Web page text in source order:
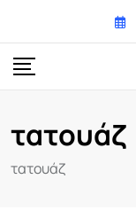
content
τατουάζ
τατουάζ